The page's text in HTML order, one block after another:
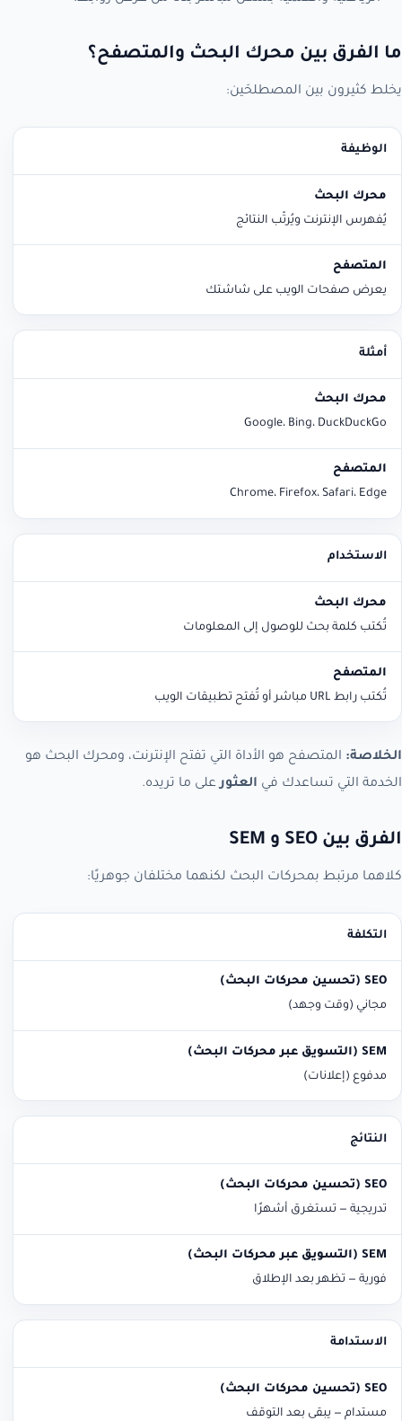
ما الفرق بين محرك البحث والمتصفح؟
يخلط كثيرون بين المصطلحَين:
محرك البحث
الوظيفة
يُفهرس الإنترنت ويُرتّب النتائج
يعرض صفحات الويب على شاشتك
أمثلة
Google، Bing، DuckDuckGo
Chrome، Firefox، Safari، Edge
الاستخدام
تُكتب كلمة بحث للوصول إلى المعلومات
تُكتب رابط URL مباشر أو تُفتح تطبيقات الويب
الخلاصة: المتصفح هو الأداة التي تفتح الإنترنت، ومحرك البحث هو
الخدمة التي تساعدك في العثورعلى ما تريده.
الفرق بين SEO و SEM
كلاهما مرتبط بمحركات البحث لكنهما مختلفان جوهريًا:
SEO (تحسين محركات البحث)
التكلفة
مجاني (وقت وجهد)
مدفوع (إعلانات)
النتائج
تدريجية — تستغرق أشهرًا
فورية — تظهر بعد الإطلاق
الاستدامة
مستدام — يبقى بعد التوقف